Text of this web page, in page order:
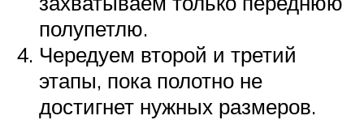
полупетлю.
Чередуем второй и третий
этапы, пока полотно не
достигнет нужных размеров.